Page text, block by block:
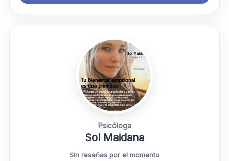
Psicóloga
Sol Maidana
Sin reseñas por el momento